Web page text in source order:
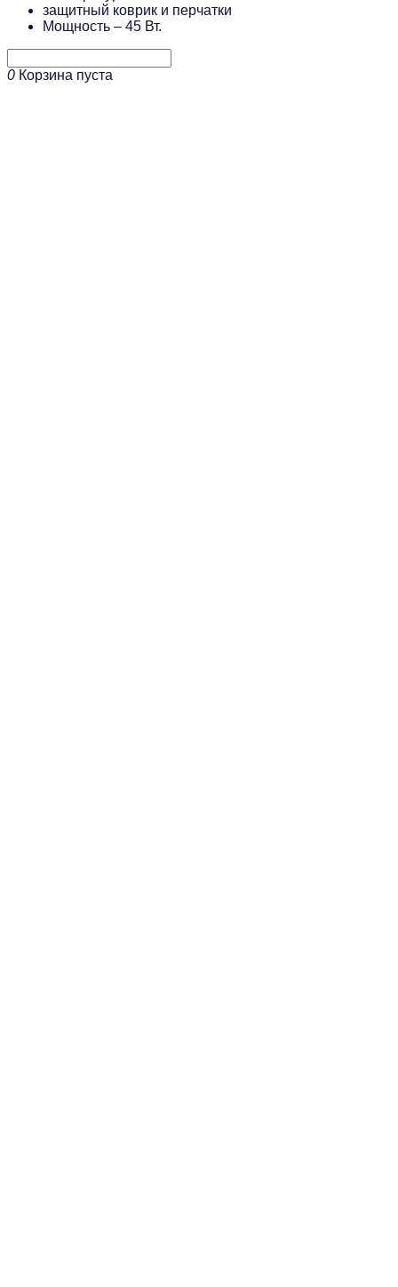
защитный коврик и перчатки
Мощность – 45 Вт.
0 Корзина пуста